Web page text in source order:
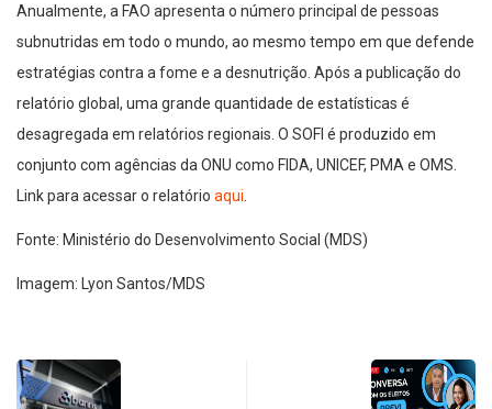
Anualmente, a FAO apresenta o número principal de pessoas
subnutridas em todo o mundo, ao mesmo tempo em que defende
estratégias contra a fome e a desnutrição. Após a publicação do
relatório global, uma grande quantidade de estatísticas é
desagregada em relatórios regionais. O SOFI é produzido em
conjunto com agências da ONU como FIDA, UNICEF, PMA e OMS.
Link para acessar o relatório aqui
Fonte: Ministério do Desenvolvimento Social (MDS)
Imagem: Lyon Santos/MDS